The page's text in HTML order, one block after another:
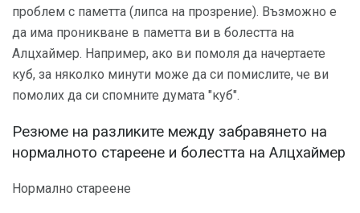
проблем с паметта (липса на прозрение). Възможно е
да има проникване в паметта ви в болестта на
Алцхаймер. Например, ако ви помоля да начертаете
куб, за няколко минути може да си помислите, че ви
помолих да си спомните думата "куб".
Резюме на разликите между забравянето на
нормалното стареене и болестта на Алцхаймер
Нормално стареене